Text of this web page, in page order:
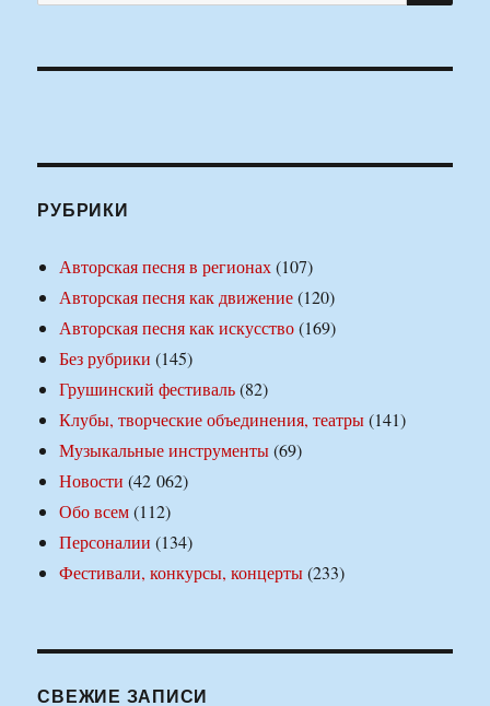
РУБРИКИ
Авторская песня в регионах(107)
Авторская песня как движение(120)
Авторская песня как искусство(169)
Без рубрики (145)
Грушинский фестиваль(82)
Клубы, творческие объединения, театры(141)
Музыкальные инструменты(69)
Новости (42 062)
Обо всем(112)
Персоналии (134)
Фестивали, конкурсы, концерты(233)
СВЕЖИЕ ЗАПИСИ